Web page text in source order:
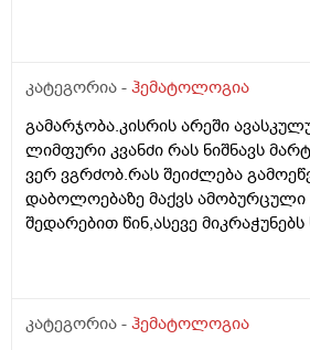
რომ არის ფერიტინი ამიტომ
დურულექსი?
კატეგორია - ჰემატოლოგია
გამარჯობა.კისრის არეში
ლიმფური კვანძი რას ნიშნავს
ვერ ვგრძობ.რას შეიძლება
დაბოლოებაზე მაქვს ამობურცული
შედარებით წინ,ასევე
საშუალო.ძალიან გთხოვ რამე
და ყველა ანალიზი ნორმაში
კატეგორია - ჰემატოლოგია